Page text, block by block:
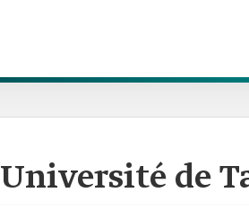
Université de